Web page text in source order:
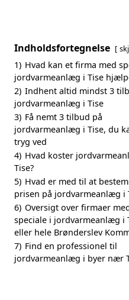
Indholdsfortegnelse
1) Hvad kan et firma med
jordvarmeanlæg i Tise
2) Indhent altid mindst 3
jordvarmeanlæg i Tise
3) Få nemt 3 tilbud på
jordvarmeanlæg i Tise, du
tryg ved
4) Hvad koster
Tise?
5) Hvad er med til at
prisen på jordvarmeanlæg i
6) Oversigt over firmaer
speciale i jordvarmeanlæg i
eller hele Brønderslev
7) Find en professionel til
jordvarmeanlæg i byer nær